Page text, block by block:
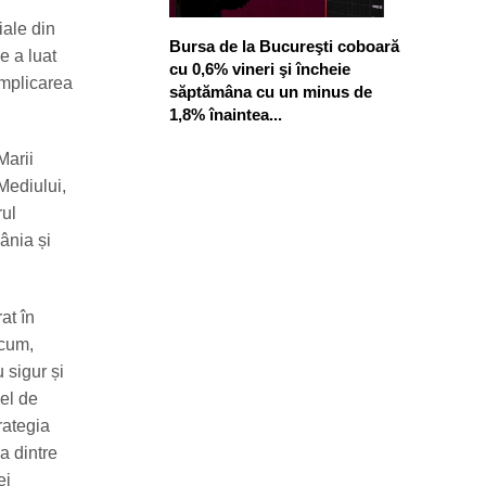
din
a luat
și
în
sigur și
de
dintre
Bursa de la Bucureşti coboară
cu 0,6% vineri şi încheie
săptămâna cu un minus de
1,8% înaintea...